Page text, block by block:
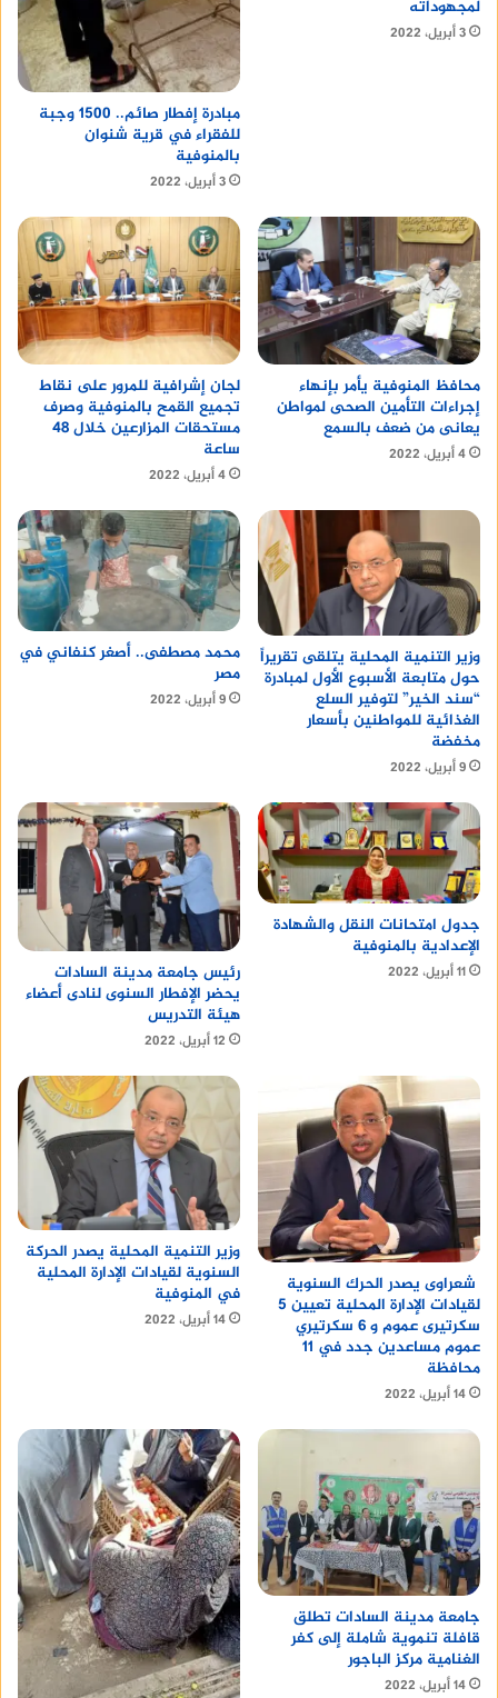
لمجهوداته
3 أبريل، 2022
مبادرة إفطار صائم.. 1500 وجبة
للفقراء في قرية شنوان
بالمنوفية
3 أبريل، 2022
محافظ المنوفية يأمر بإنهاء
إجراءات التأمين الصحى لمواطن
يعانى من ضعف بالسمع
4 أبريل، 2022
لجان إشرافية للمرور على نقاط
تجميع القمح بالمنوفية وصرف
مستحقات المزارعين خلال 48
ساعة
4 أبريل، 2022
وزير التنمية المحلية يتلقى تقريراً
حول متابعة الأسبوع الأول لمبادرة
“سند الخير” لتوفير السلع
الغذائية للمواطنين بأسعار
مخفضة
9 أبريل، 2022
محمد مصطفى.. أصغر كنفاني في
مصر
9 أبريل، 2022
جدول امتحانات النقل والشهادة
الإعدادية بالمنوفية
11 أبريل، 2022
رئيس جامعة مدينة السادات
يحضر الإفطار السنوى لنادى أعضاء
هيئة التدريس
12 أبريل، 2022
شعراوى يصدر الحرك السنوية
لقيادات الإدارة المحلية تعيين 5
سكرتيرى عموم و 6 سكرتيري
عموم مساعدين جدد في 11
محافظة
14 أبريل، 2022
وزير التنمية المحلية يصدر الحركة
السنوية لقيادات الإدارة المحلية
في المنوفية
14 أبريل، 2022
جامعة مدينة السادات تطلق
قافلة تنموية شاملة إلى كفر
الغنامية مركز الباجور
14 أبريل، 2022